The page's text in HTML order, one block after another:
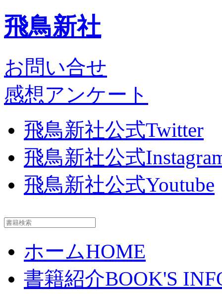
飛鳥新社
お問い合せ
感想アンケート
飛鳥新社公式Twitter
飛鳥新社公式
飛鳥新社公式Youtube
ホームHOME
書籍紹介BOOK'S